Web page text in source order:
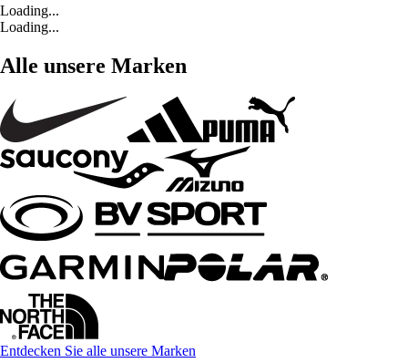
Loading...
Loading...
Alle unsere Marken
Entdecken Sie alle unsere Marken